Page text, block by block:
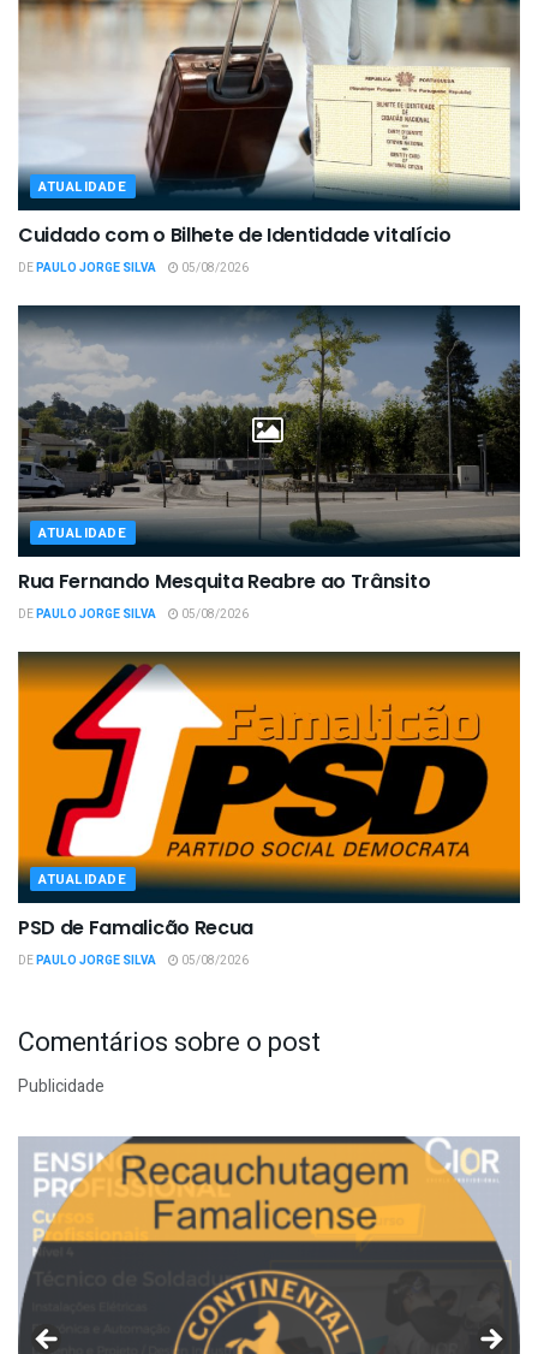
ATUALIDADE
Cuidado com o Bilhete de Identidade vitalício
DEPAULO JORGE SILVA 05/08/2026
ATUALIDADE
Rua Fernando Mesquita Reabre ao Trânsito
DEPAULO JORGE SILVA 05/08/2026
ATUALIDADE
PSD de Famalicão Recua
DEPAULO JORGE SILVA 05/08/2026
Comentários sobre o post
Publicidade